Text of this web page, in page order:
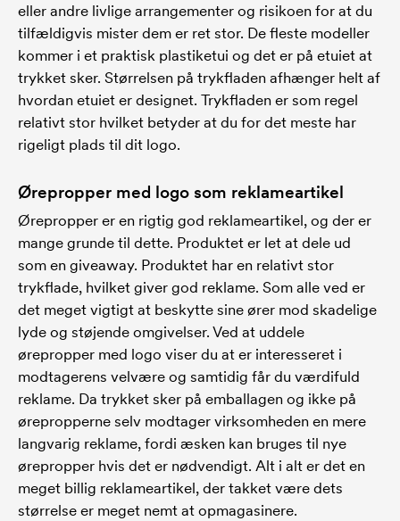
eller andre livlige arrangementer og risikoen for at du
tilfældigvis mister dem er ret stor. De fleste modeller
kommer i et praktisk plastiketui og det er på etuiet at
trykket sker. Størrelsen på trykfladen afhænger helt af
hvordan etuiet er designet. Trykfladen er som regel
relativt stor hvilket betyder at du for det meste har
rigeligt plads til dit logo.
Ørepropper med logo som reklameartikel
Ørepropper er en rigtig god reklameartikel, og der er
mange grunde til dette. Produktet er let at dele ud
som en giveaway. Produktet har en relativt stor
trykflade, hvilket giver god reklame. Som alle ved er
det meget vigtigt at beskytte sine ører mod skadelige
lyde og støjende omgivelser. Ved at uddele
ørepropper med logo viser du at er interesseret i
modtagerens velvære og samtidig får du værdifuld
reklame. Da trykket sker på emballagen og ikke på
ørepropperne selv modtager virksomheden en mere
langvarig reklame, fordi æsken kan bruges til nye
ørepropper hvis det er nødvendigt. Alt i alt er det en
meget billig reklameartikel, der takket være dets
størrelse er meget nemt at opmagasinere.